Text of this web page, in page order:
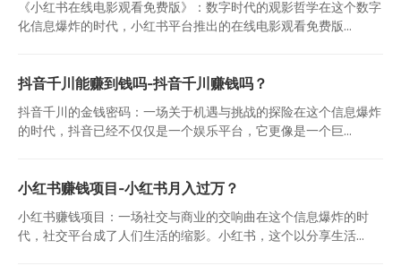
《小红书在线电影观看免费版》：数字时代的观影哲学在这个数字
化信息爆炸的时代，小红书平台推出的在线电影观看免费版...
抖音千川能赚到钱吗-抖音千川赚钱吗？
抖音千川的金钱密码：一场关于机遇与挑战的探险在这个信息爆炸
的时代，抖音已经不仅仅是一个娱乐平台，它更像是一个巨...
小红书赚钱项目-小红书月入过万？
小红书赚钱项目：一场社交与商业的交响曲在这个信息爆炸的时
代，社交平台成了人们生活的缩影。小红书，这个以分享生活...